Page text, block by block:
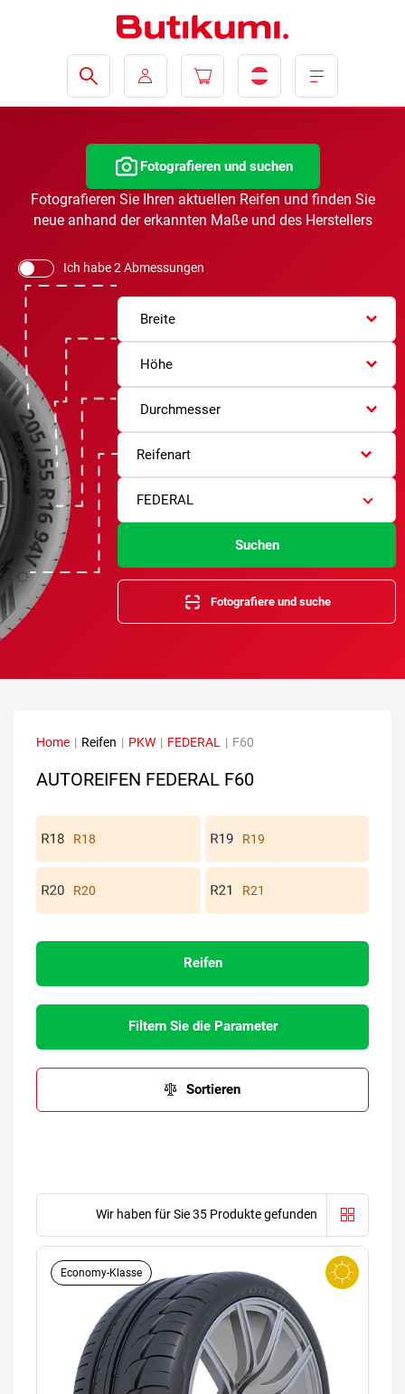
Fotografieren und suchen
Fotografieren Sie Ihren aktuellen Reifen und finden Sie
neue anhand der erkannten Maße und des Herstellers
Ich habe 2 Abmessungen
Breite
Höhe
Durchmesser
Reifenart
FEDERAL
Suchen
Fotografiere und suche
Home | Reifen | PKW | FEDERAL | F60
AUTOREIFEN FEDERAL F60
R18 R19
R20 R21
Reifen
Filtern Sie die Parameter
Sortieren
Wir haben für Sie 35 Produkte gefunden
Economy-Klasse